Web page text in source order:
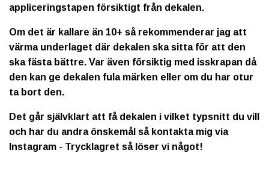
appliceringstapen försiktigt från dekalen.
Om det är kallare än 10+ så rekommenderar jag att
värma underlaget där dekalen ska sitta för att den
ska fästa bättre. Var även försiktig med isskrapan då
den kan ge dekalen fula märken eller om du har otur
ta bort den.
Det går självklart att få dekalen i vilket typsnitt du vill
och har du andra önskemål så kontakta mig via
Instagram - Trycklagret så löser vi något!